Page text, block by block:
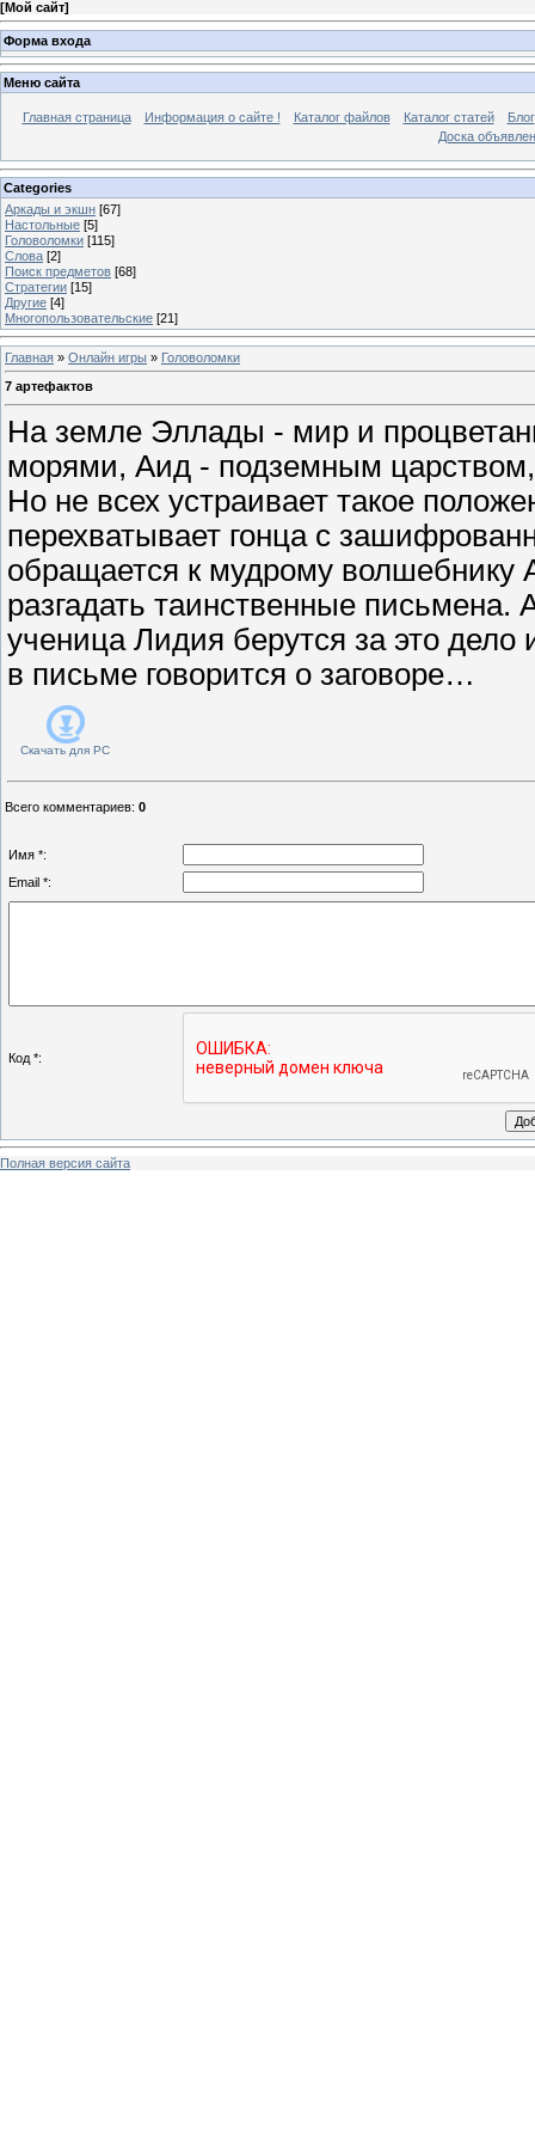
[Мой сайт]
Форма входа
Меню сайта
Главная страница Информация о сайте ! Каталог файлов Каталог статей
Блог
Доска
Categories
Аркады и экшн [67]
Настольные [5]
Головоломки [115]
Слова [2]
Поиск предметов [68]
Стратегии [15]
Другие [4]
Многопользовательские [21]
Главная » Онлайн игры » Головоломки
7 артефактов
На земле Эллады - мир и
морями, Аид - подземным
Но не всех устраивает такое
перехватывает гонца с
обращается к мудрому волшебнику
разгадать таинственные письмена.
ученица Лидия берутся за это дело
в письме говорится о заговоре…
Скачать для PC
Всего комментариев: 0
Имя *:
Email *:
Код *:
Полная версия сайта